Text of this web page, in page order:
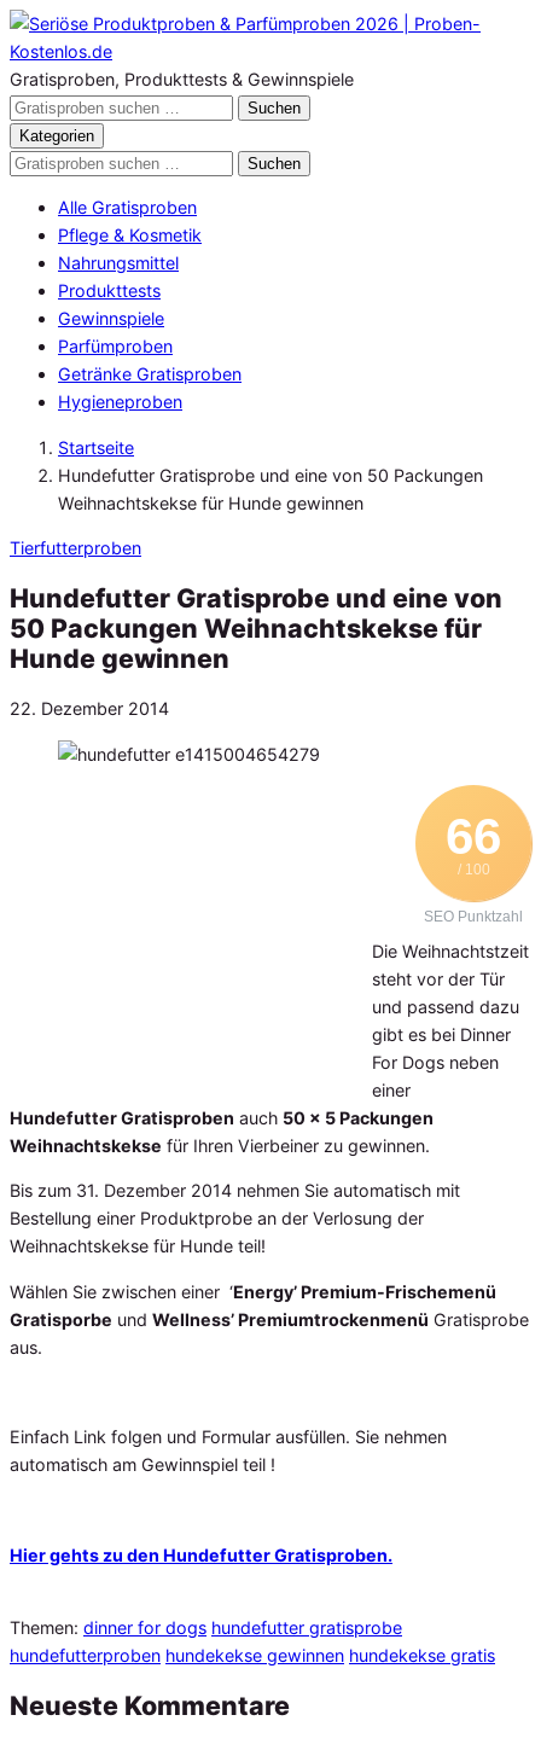
Zum
Inhalt
springen
Gratisproben, Produkttests & Gewinnspiele
Gratisproben
durchsuchen
Suchen
Kategorien
Gratisproben
Suchen
Alle Gratisproben
Pflege & Kosmetik
Nahrungsmittel
Produkttests
Gewinnspiele
Parfümproben
Getränke Gratisproben
Hygieneproben
Startseite
Hundefutter Gratisprobe und eine von 50 Packungen
Weihnachtskekse für Hunde gewinnen
Tierfutterproben
Hundefutter Gratisprobe und eine von
50 Packungen Weihnachtskekse für
Hunde gewinnen
Veröffentlicht
22. Dezember 2014
66
/ 100
SEO Punktzahl
Die Weihnachtstzeit
steht vor der Tür
und passend dazu
gibt es bei Dinner
For Dogs neben
einer
Hundefutter Gratisproben auch 50 x 5 Packungen
Weihnachtskekse für Ihren Vierbeiner zu gewinnen.
Bis zum 31. Dezember 2014 nehmen Sie automatisch mit
Bestellung einer Produktprobe an der Verlosung der
Weihnachtskekse für Hunde teil!
Wählen Sie zwischen einer ‘Energy’ Premium-Frischemenü
Gratisporbe und Wellness’ Premiumtrockenmenü Gratisprobe
aus.
Einfach Link folgen und Formular ausfüllen. Sie nehmen
automatisch am Gewinnspiel teil !
Hier gehts zu den Hundefutter Gratisproben.
Themen: dinner for dogs hundefutter gratisprobe
hundefutterproben hundekekse gewinnen hundekekse gratis
Neueste Kommentare